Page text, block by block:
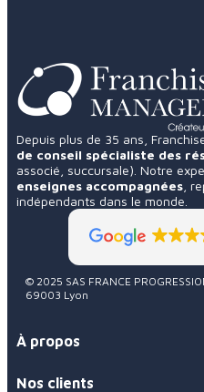
Depuis plus de 35 ans,
de conseil spécialiste des
associé, succursale). Notre
enseignes accompagnées ,
indépendants dans le monde.
© 2025 SAS FRANCE
69003 Lyon
À propos
Nos clients